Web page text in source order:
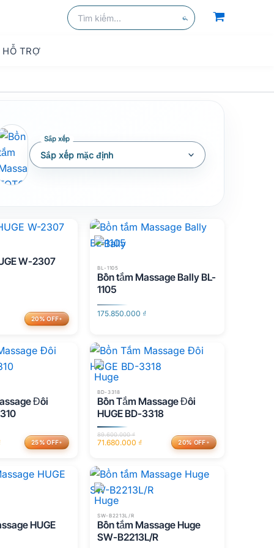
Tìm
kiếm:
HỖ TRỢ
W-2307
20% OFF
BL-1105
Bồn tắm Massage Bally BL-
1105
175.850.000 ₫
Đôi
25% OFF
BD-3318
Bồn Tắm Massage Đôi
HUGE BD-3318
89.600.000₫
là:
89.600.000 ₫.
71.680.000 ₫
tại
là:
71.680.000 ₫.
20% OFF
HUGE
SW-B2213L/R
Bồn tắm Massage Huge
SW-B2213L/R